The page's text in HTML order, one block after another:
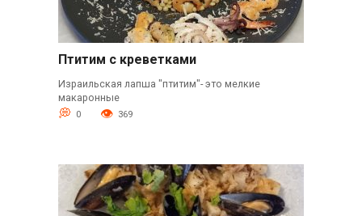
Птитим с креветками
Израильская лапша "птитим"- это мелкие
макаронные
0 369